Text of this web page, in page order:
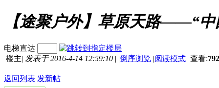
【途聚户外】草原天路——“中
电梯直达
楼主| 发表于 2016-4-14 12:59:10 | |倒序浏览 |阅读模式 查看:
返回列表 发新帖